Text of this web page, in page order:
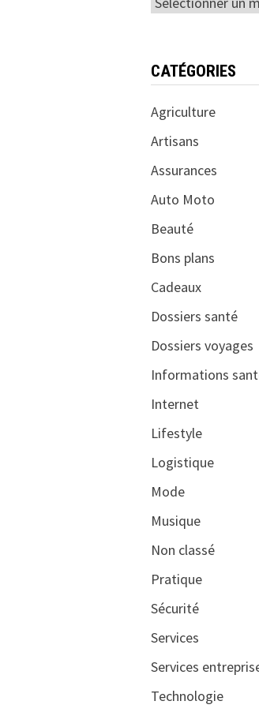
CATÉGORIES
Agriculture
Artisans
Assurances
Auto Moto
Beauté
Bons plans
Cadeaux
Dossiers santé
Dossiers voyages
Informations
Internet
Lifestyle
Logistique
Mode
Musique
Non classé
Pratique
Sécurité
Services
Services
Technologie